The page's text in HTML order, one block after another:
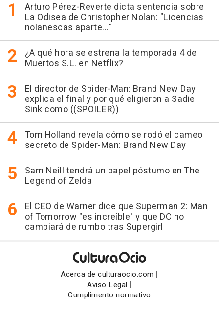
Arturo Pérez-Reverte dicta sentencia sobre
La Odisea de Christopher Nolan: "Licencias
nolanescas aparte..."
¿A qué hora se estrena la temporada 4 de
Muertos S.L. en Netflix?
El director de Spider-Man: Brand New Day
explica el final y por qué eligieron a Sadie
Sink como ((SPOILER))
Tom Holland revela cómo se rodó el cameo
secreto de Spider-Man: Brand New Day
Sam Neill tendrá un papel póstumo en The
Legend of Zelda
El CEO de Warner dice que Superman 2: Man
of Tomorrow "es increíble" y que DC no
cambiará de rumbo tras Supergirl
Acerca de culturaocio.com |
Aviso Legal |
Cumplimento normativo